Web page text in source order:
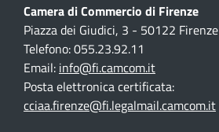
Camera di Commercio di Firenze
Piazza dei Giudici, 3 - 50122 Firenze
Telefono: 055.23.92.11
Email: info@fi.camcom.it
Posta elettronica certificata:
cciaa.firenze@fi.legalmail.camcom.it